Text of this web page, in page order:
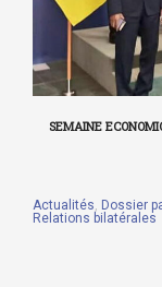
SEMAINE
Actualités, Dossier
Relations bilatérales